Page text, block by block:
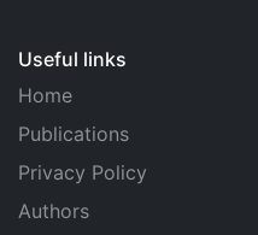
Useful links
Home
Publications
Privacy Policy
Authors